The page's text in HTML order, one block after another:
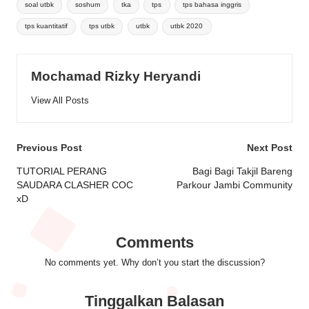
soal utbk soshum tka tps tps bahasa inggris
tps kuantitatif tps utbk utbk utbk 2020
Mochamad Rizky Heryandi
View All Posts
Post
navigation
Previous Post
TUTORIAL PERANG
SAUDARA CLASHER COC
xD
Next Post
Bagi Bagi Takjil Bareng
Parkour Jambi Community
Comments
No comments yet. Why don’t you start the discussion?
Tinggalkan Balasan